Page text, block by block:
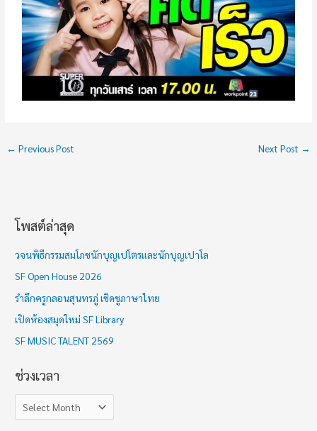
← Previous Post Next Post →
โพสต์ล่าสุด
วจนพิธีกรรมสมโภชนักบุญเปโตรและนักบุญเปาโล
SF Open House 2026
รำลึกครูกลอนสุนทรภู่ เชิดชูภาษาไทย
เปิดห้องสมุดใหม่ SF Library
SF MUSIC TALENT 2569
ช่วงเวลา
ช่
ง
เ
ว
ล
า